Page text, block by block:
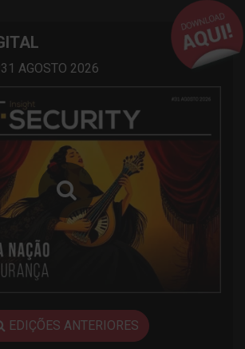
AGOSTO 2026
EDIÇÕES ANTERIORES